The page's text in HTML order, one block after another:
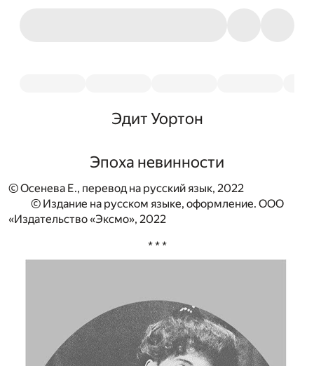
Эдит Уортон
Эпоха невинности
© Осенева Е., перевод на русский язык, 2022
© Издание на русском языке, оформление. ООО
«Издательство «Эксмо», 2022
* * *